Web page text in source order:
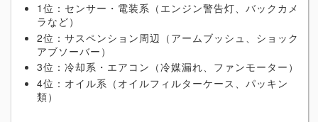
1位：センサー・電装系（エンジン警告灯、バックカメ
ラなど）
2位：サスペンション周辺（アームブッシュ、ショック
アブソーバー）
3位：冷却系・エアコン（冷媒漏れ、ファンモーター）
4位：オイル系（オイルフィルターケース、パッキン
類）